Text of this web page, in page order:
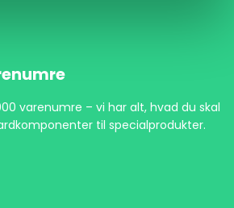
varenumre – vi har alt, hvad du skal
til specialprodukter.